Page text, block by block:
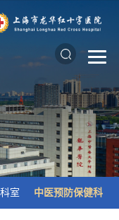
室 中医预防保健科